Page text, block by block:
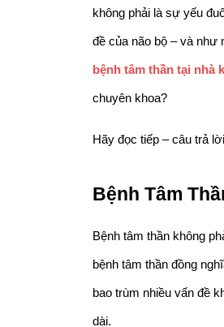
không phải là sự yếu
đề của não bộ – và như
bệnh tâm thần tại nhà
chuyên khoa?
Hãy đọc tiếp – câu trả
Bệnh Tâm
Bệnh tâm thần không
bệnh tâm thần đồng
bao trùm nhiều vấn đề
dài.